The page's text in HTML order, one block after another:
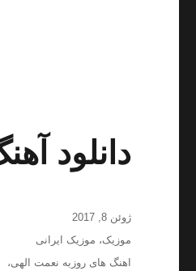
دانلود
ارسال
شده
ژوئن 8, 2017
دسته‌ها
موزیک، موزیک ایرانی
برچسب‌ها
اهنگ های روزبه نعمت الهى،